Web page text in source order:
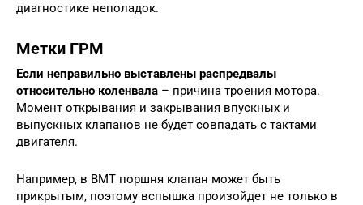
диагностике неполадок.
Метки ГРМ
Если неправильно выставлены распредвалы
относительно коленвала – причина троения мотора.
Момент открывания и закрывания впускных и
выпускных клапанов не будет совпадать с тактами
двигателя.
Например, в ВМТ поршня клапан может быть
прикрытым, поэтому вспышка произойдет не только в